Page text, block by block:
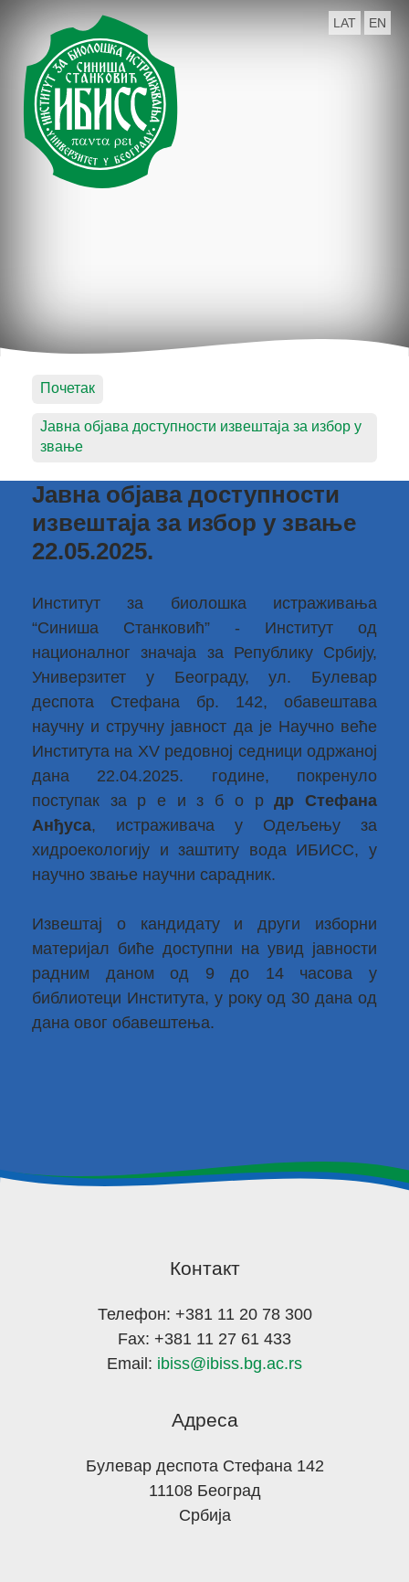
LAT EN
Почетак
Јавна објава доступности извештаја за избор у
звање
Јавна објава доступности
извештаја за избор у звање
22.05.2025.
Институт за биолошка истраживања
“Синиша Станковић” - Институт од
националног значаја за Републику Србију,
Универзитет у Београду, ул. Булевар
деспота Стефана бр. 142, обавештава
научну и стручну јавност да је Научно веће
Института на XV редовној седници одржаној
дана 22.04.2025. године, покренуло
поступак за р е и з б о рдр Стефана
Анђуса, истраживача у Одељењу за
хидроекологију и заштиту вода ИБИСС, у
научно звање научни сарадник.
Извештај о кандидату и други изборни
материјал биће доступни на увид јавности
радним даном од 9 до 14 часова у
библиотеци Института, у року од 30 дана од
дана овог обавештења.
Контакт
Телефон: +381 11 20 78 300
Fax: +381 11 27 61 433
Email: ibiss@ibiss.bg.ac.rs
Адреса
Булевар деспота Стефана 142
11108 Београд
Србија